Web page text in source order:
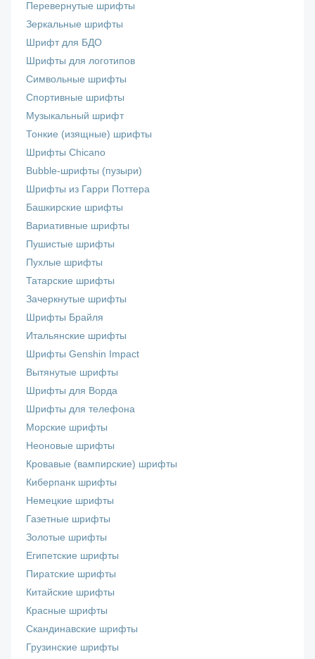
Перевернутые шрифты
Зеркальные шрифты
Шрифт для БДО
Шрифты для логотипов
Символьные шрифты
Спортивные шрифты
Музыкальный шрифт
Тонкие (изящные) шрифты
Шрифты Chicano
Bubble-шрифты (пузыри)
Шрифты из Гарри Поттера
Башкирские шрифты
Вариативные шрифты
Пушистые шрифты
Пухлые шрифты
Татарские шрифты
Зачеркнутые шрифты
Шрифты Брайля
Итальянские шрифты
Шрифты Genshin Impact
Вытянутые шрифты
Шрифты для Ворда
Шрифты для телефона
Морские шрифты
Неоновые шрифты
Кровавые (вампирские) шрифты
Киберпанк шрифты
Немецкие шрифты
Газетные шрифты
Золотые шрифты
Египетские шрифты
Пиратские шрифты
Китайские шрифты
Красные шрифты
Скандинавские шрифты
Грузинские шрифты